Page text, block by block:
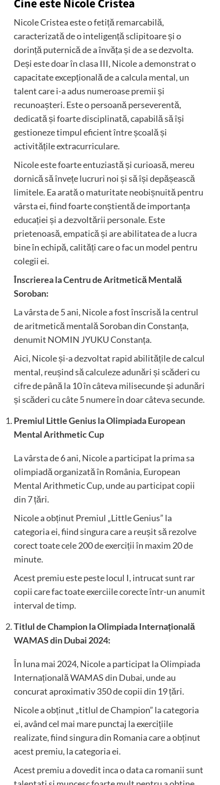
Cine este Nicole Cristea
Nicole Cristea este o fetiță remarcabilă,
caracterizată de o inteligență sclipitoare și o
dorință puternică de a învăța și de a se dezvolta.
Deși este doar în clasa III, Nicole a demonstrat o
capacitate excepțională de a calcula mental, un
talent care i-a adus numeroase premii și
recunoașteri. Este o persoană perseverentă,
dedicată și foarte disciplinată, capabilă să își
gestioneze timpul eficient între școală și
activitățile extracurriculare.
Nicole este foarte entuziastă și curioasă, mereu
dornică să învețe lucruri noi și să își depășească
limitele. Ea arată o maturitate neobișnuită pentru
vârsta ei, fiind foarte conștientă de importanța
educației și a dezvoltării personale. Este
prietenoasă, empatică și are abilitatea de a lucra
bine în echipă, calități care o fac un model pentru
colegii ei.
Înscrierea la Centru de Aritmetică Mentală
Soroban:
La vârsta de 5 ani, Nicole a fost înscrisă la centrul
de aritmetică mentală Soroban din Constanța,
denumit NOMIN JYUKU Constanța.
Aici, Nicole și-a dezvoltat rapid abilitățile de calcul
mental, reușind să calculeze adunări și scăderi cu
cifre de până la 10 în câteva milisecunde și adunări
și scăderi cu câte 5 numere în doar câteva secunde.
Premiul Little Genius la Olimpiada European
Mental Arithmetic Cup
La vârsta de 6 ani, Nicole a participat la prima sa
olimpiadă organizată în România, European
Mental Arithmetic Cup, unde au participat copii
din 7 țări.
Nicole a obținut Premiul „Little Genius” la
categoria ei, fiind singura care a reușit să rezolve
corect toate cele 200 de exerciții în maxim 20 de
minute.
Acest premiu este peste locul I, intrucat sunt rar
copii care fac toate exerciile corecte într-un anumit
interval de timp.
Titlul de Champion la Olimpiada Internațională
WAMAS din Dubai 2024:
În luna mai 2024, Nicole a participat la Olimpiada
Internațională WAMAS din Dubai, unde au
concurat aproximativ 350 de copii din 19 țări.
Nicole a obținut „titlul de Champion” la categoria
ei, având cel mai mare punctaj la exercițiile
realizate, fiind singura din Romania care a obținut
acest premiu, la categoria ei.
Acest premiu a dovedit inca o data ca romanii sunt